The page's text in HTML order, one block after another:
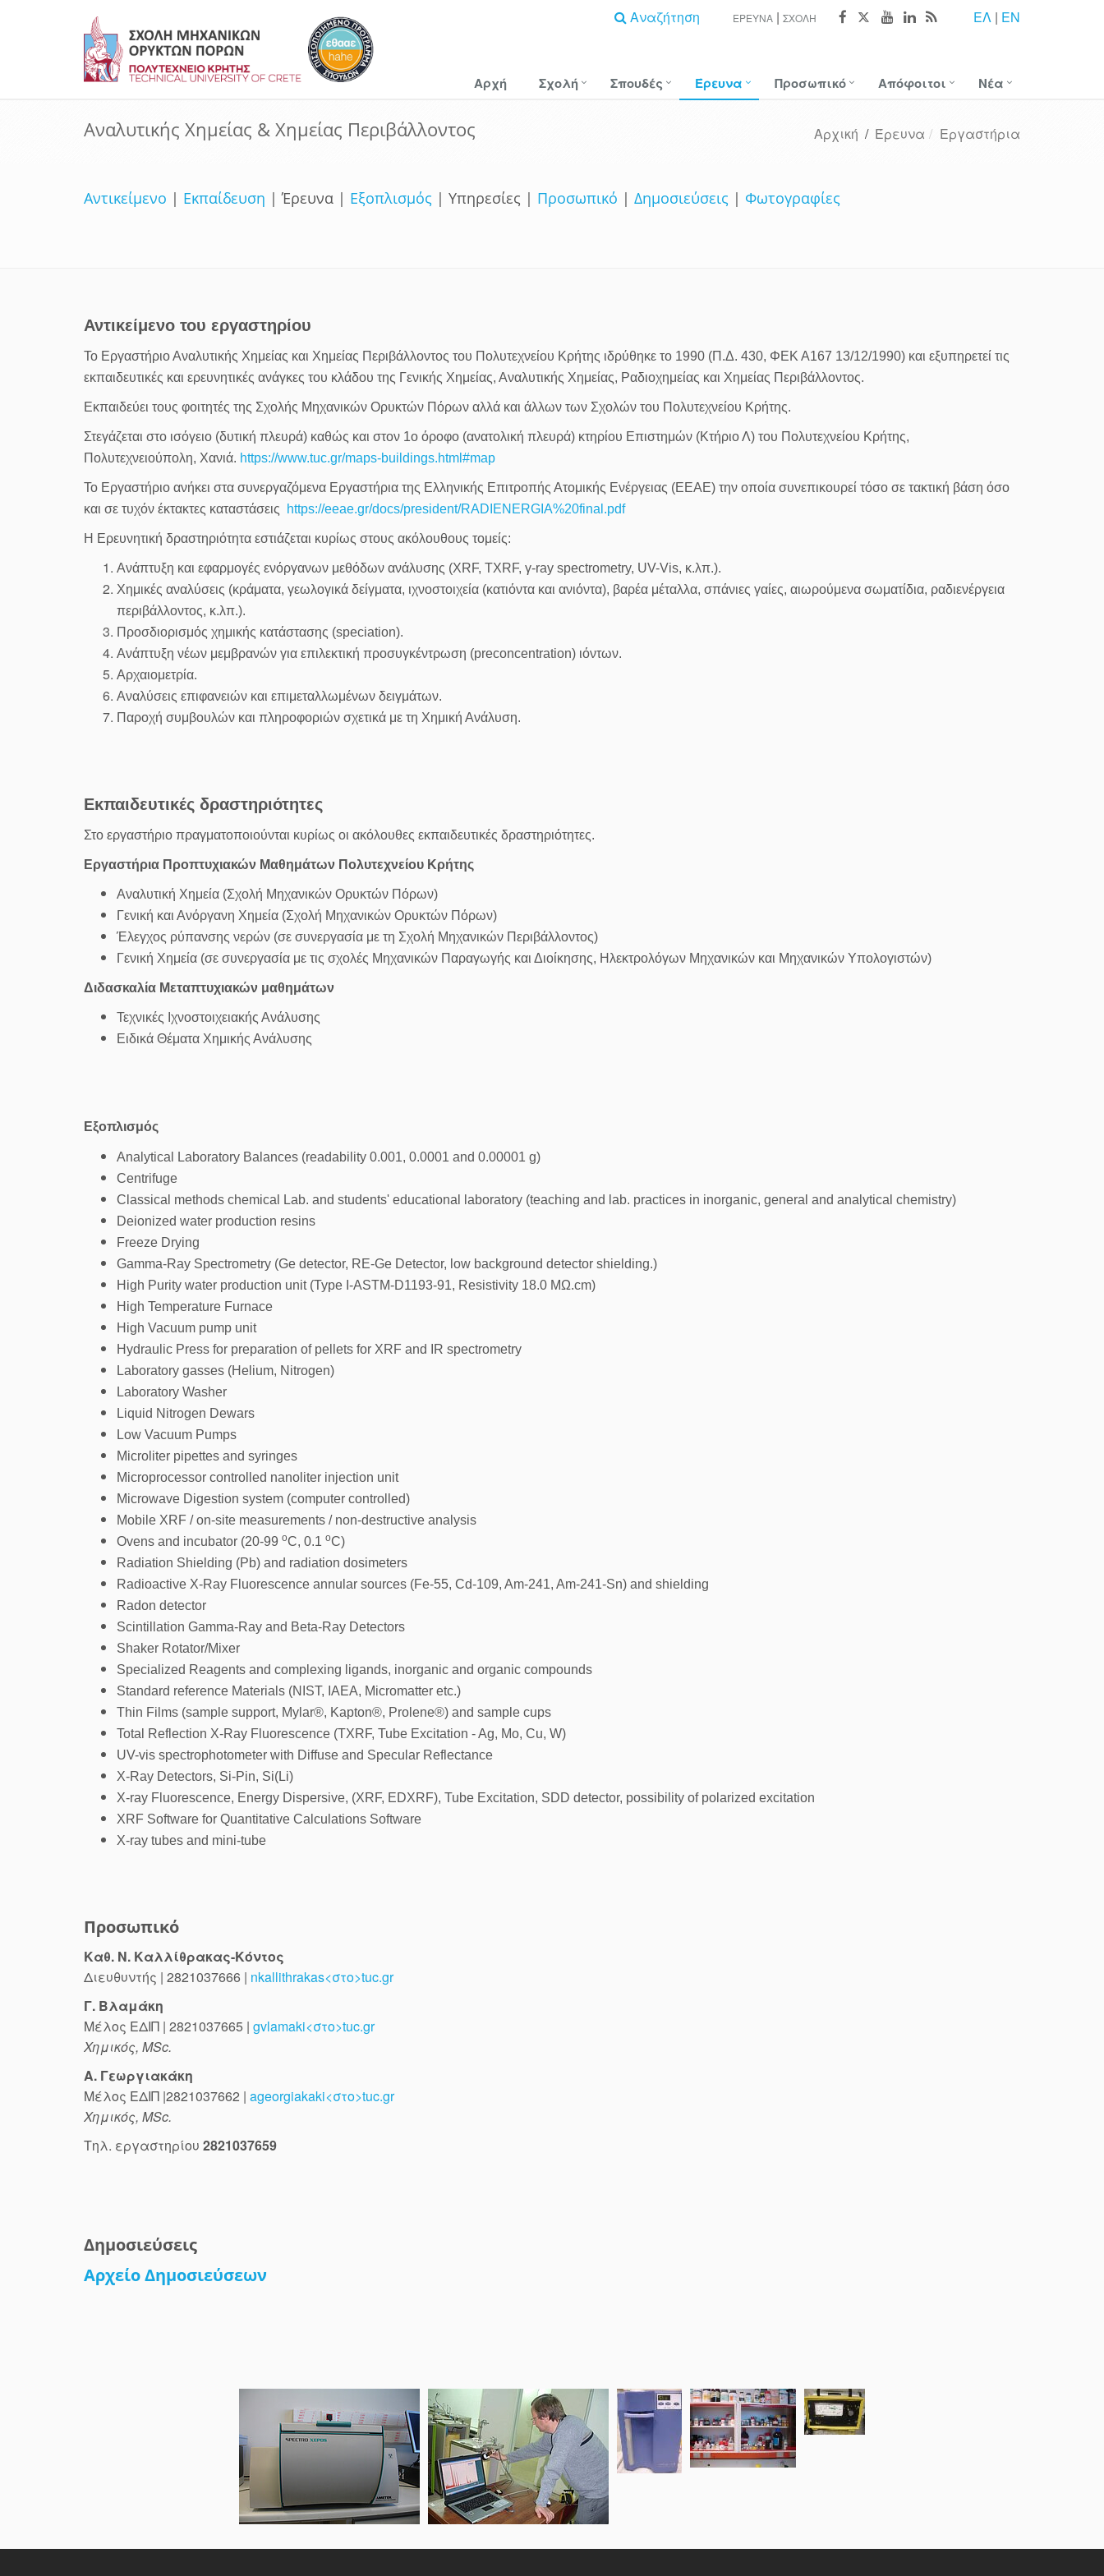
ΕΛ | EN
ΈΡΕΥΝΑ ΣΧΟΛΉ
Αναζήτηση
Αρχή Σχολή Σπουδές Έρευνα Προσωπικό Απόφοιτοι Νέα
Αναλυτικής Χημείας & Χημείας Περιβάλλοντος Αρχική / Έρευνα Εργαστήρια
Αντικείμενο | Εκπαίδευση | Έρευνα | Εξοπλισμός ​​​​​ | Υπηρεσίες | Προσωπικό | Δημοσιεύσεις | Φωτογραφίες
Αντικείμενο του εργαστηρίου
Το Εργαστήριο Αναλυτικής Χημείας και Χημείας Περιβάλλοντος του Πολυτεχνείου Κρήτης ιδρύθηκε το 1990 (Π.Δ. 430, ΦΕΚ Α167 13/12/1990) και εξυπηρετεί τις
εκπαιδευτικές και ερευνητικές ανάγκες του κλάδου της Γενικής Χημείας, Αναλυτικής Χημείας, Ραδιοχημείας και Χημείας Περιβάλλοντος.
Εκπαιδεύει τους φοιτητές της Σχολής Μηχανικών Ορυκτών Πόρων αλλά και άλλων των Σχολών του Πολυτεχνείου Κρήτης.
Στεγάζεται στο ισόγειο (δυτική πλευρά) καθώς και στον 1ο όροφο (ανατολική πλευρά) κτηρίου Επιστημών (Κτήριο Λ) του Πολυτεχνείου Κρήτης,
Πολυτεχνειούπολη, Χανιά. https://www.tuc.gr/maps-buildings.html#map
Το Εργαστήριο ανήκει στα συνεργαζόμενα Εργαστήρια της Ελληνικής Επιτροπής Ατομικής Ενέργειας (ΕΕΑΕ) την οποία συνεπικουρεί τόσο σε τακτική βάση όσο
και σε τυχόν έκτακτες καταστάσεις
https://eeae.gr/docs/president/RADIENERGIA%20final.pdf
Η Ερευνητική δραστηριότητα εστιάζεται κυρίως στους ακόλουθους τομείς:
Ανάπτυξη και εφαρμογές ενόργανων μεθόδων ανάλυσης (XRF, TXRF, γ-ray spectrometry, UV-Vis, κ.λπ.).
Χημικές αναλύσεις (κράματα, γεωλογικά δείγματα, ιχνοστοιχεία (κατιόντα και ανιόντα), βαρέα μέταλλα, σπάνιες γαίες, αιωρούμενα σωματίδια, ραδιενέργεια
περιβάλλοντος, κ.λπ.).
Προσδιορισμός χημικής κατάστασης (speciation).
Ανάπτυξη νέων μεμβρανών για επιλεκτική προσυγκέντρωση (preconcentration) ιόντων.
Αρχαιομετρία.
Αναλύσεις επιφανειών και επιμεταλλωμένων δειγμάτων.
Παροχή συμβουλών και πληροφοριών σχετικά με τη Χημική Ανάλυση.
Εκπαιδευτικές δραστηριότητες
Στο εργαστήριο πραγματοποιούνται κυρίως οι ακόλουθες εκπαιδευτικές δραστηριότητες.
Εργαστήρια Προπτυχιακών Μαθημάτων Πολυτεχνείου Κρήτης
Αναλυτική Χημεία (Σχολή Μηχανικών Ορυκτών Πόρων)
Γενική και Ανόργανη Χημεία (Σχολή Μηχανικών Ορυκτών Πόρων)
Έλεγχος ρύπανσης νερών (σε συνεργασία με τη Σχολή Μηχανικών Περιβάλλοντος)
Γενική Χημεία (σε συνεργασία με τις σχολές Μηχανικών Παραγωγής και Διοίκησης, Ηλεκτρολόγων Μηχανικών και Μηχανικών Υπολογιστών)
Διδασκαλία Μεταπτυχιακών μαθημάτων
Τεχνικές Ιχνοστοιχειακής Ανάλυσης
Ειδικά Θέματα Χημικής Ανάλυσης
Εξοπλισμός
Analytical Laboratory Balances (readability 0.001, 0.0001 and 0.00001 g)
Centrifuge
Classical methods chemical Lab. and students' educational laboratory (teaching and lab. practices in inorganic, general and analytical chemistry)
Deionized water production resins
Freeze Drying
Gamma-Ray Spectrometry (Ge detector, RE-Ge Detector, low background detector shielding.)
High Purity water production unit (Type I-ASTM-D1193-91, Resistivity 18.0 MΩ.cm)
High Temperature Furnace
High Vacuum pump unit
Hydraulic Press for preparation of pellets for XRF and IR spectrometry
Laboratory gasses (Helium, Nitrogen)
Laboratory Washer
Liquid Nitrogen Dewars
Low Vacuum Pumps
Microliter pipettes and syringes
Microprocessor controlled nanoliter injection unit
Microwave Digestion system (computer controlled)
Mobile XRF / on-site measurements / non-destructive analysis
Ovens and incubator (20-99 οC, 0.1 οC)
Radiation Shielding (Pb) and radiation dosimeters
Radioactive X-Ray Fluorescence annular sources (Fe-55, Cd-109, Am-241, Am-241-Sn) and shielding
Radon detector
Scintillation Gamma-Ray and Beta-Ray Detectors
Shaker Rotator/Mixer
Specialized Reagents and complexing ligands, inorganic and organic compounds
Standard reference Materials (NIST, IAEA, Micromatter etc.)
Thin Films (sample support, Mylar®, Kapton®, Prolene®) and sample cups
Total Reflection X-Ray Fluorescence (TXRF, Tube Excitation - Ag, Mo, Cu, W)
UV-vis spectrophotometer with Diffuse and Specular Reflectance
X-Ray Detectors, Si-Pin, Si(Li)
X-ray Fluorescence, Energy Dispersive, (XRF, EDXRF), Tube Excitation, SDD detector, possibility of polarized excitation
XRF Software for Quantitative Calculations Software
X-ray tubes and mini-tube
Προσωπικό
Καθ. Ν. Καλλίθρακας-Κόντος
Διευθυντής | 2821037666 | nkallithrakas<στο>tuc.gr
Γ. Βλαμάκη
Μέλος ΕΔΙΠ | 2821037665 | gvlamaki<στο>tuc.gr
Χημικός, MSc.
Α. Γεωργιακάκη
Μέλος ΕΔΙΠ |2821037662 | ageorgiakaki<στο>tuc.gr
Χημικός, MSc.
Τηλ. εργαστηρίου 2821037659
Δημοσιεύσεις
Αρχείο Δημοσιεύσεων